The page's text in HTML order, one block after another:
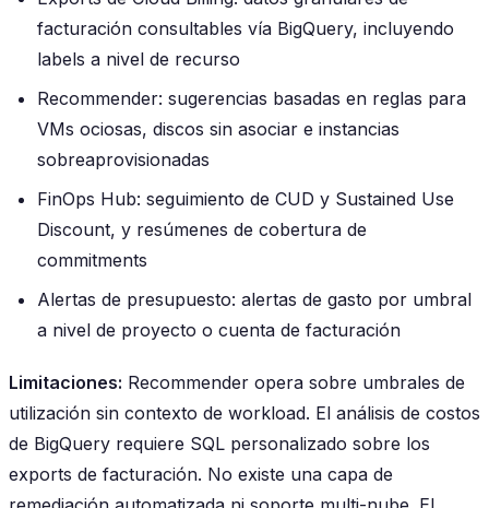
facturación consultables vía BigQuery, incluyendo
labels a nivel de recurso
Recommender: sugerencias basadas en reglas para
VMs ociosas, discos sin asociar e instancias
sobreaprovisionadas
FinOps Hub: seguimiento de CUD y Sustained Use
Discount, y resúmenes de cobertura de
commitments
Alertas de presupuesto: alertas de gasto por umbral
a nivel de proyecto o cuenta de facturación
Limitaciones: Recommender opera sobre umbrales de
utilización sin contexto de workload. El análisis de costos
de BigQuery requiere SQL personalizado sobre los
exports de facturación. No existe una capa de